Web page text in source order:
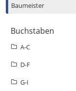
Baumeister
Buchstaben
A-C
D-F
G-I